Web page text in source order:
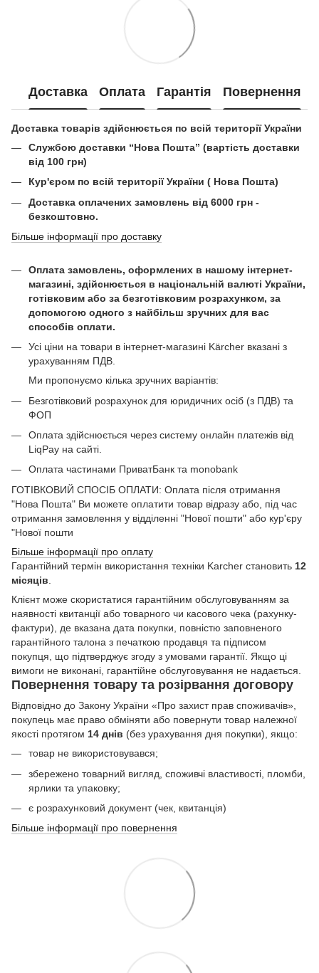
Доставка Оплата Гарантія Повернення
Доставка товарів здійснюється по всій території України
Службою доставки “Нова Пошта” (вартість доставки
від 100 грн)
Кур'єром по всій території України ( Нова Пошта)
Доставка оплачених замовлень від 6000 грн -
безкоштовно.
Більше інформації про доставку
Оплата замовлень, оформлених в нашому інтернет-
магазині, здійснюється в національній валюті України,
готівковим або за безготівковим розрахунком, за
допомогою одного з найбільш зручних для вас
способів оплати.
Усі ціни на товари в інтернет-магазині Kärcher вказані з
урахуванням ПДВ.
Ми пропонуємо кілька зручних варіантів:
Безготівковий розрахунок для юридичних осіб (з ПДВ) та
ФОП
Оплата здійснюється через систему онлайн платежів від
LiqPay на сайті.
Оплата частинами ПриватБанк та monobank
ГОТІВКОВИЙ СПОСІБ ОПЛАТИ: Оплата після отримання
"Нова Пошта" Ви можете оплатити товар відразу або, під час
отримання замовлення у відділенні "Нової пошти" або кур'єру
"Нової пошти
Більше інформації про оплату
Гарантійний термін використання техніки Karcher становить 12
місяців
Клієнт може скористатися гарантійним обслуговуванням за
наявності квитанції або товарного чи касового чека (рахунку-
фактури), де вказана дата покупки, повністю заповненого
гарантійного талона з печаткою продавця та підписом
покупця, що підтверджує згоду з умовами гарантії. Якщо ці
вимоги не виконані, гарантійне обслуговування не надається.
Повернення товару та розірвання договору
Відповідно до Закону України «Про захист прав споживачів»,
покупець має право обміняти або повернути товар належної
якості протягом 14 днів (без урахування дня покупки), якщо:
товар не використовувався;
збережено товарний вигляд, споживчі властивості, пломби,
ярлики та упаковку;
є розрахунковий документ (чек, квитанція)
Більше інформації про повернення